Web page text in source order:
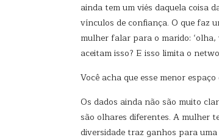
ainda tem um viés daquela coisa
vínculos de confiança. O que faz
mulher falar para o marido:
aceitam isso? E isso limita o
Você acha que esse menor
Os dados ainda não são muito
são olhares diferentes. A mulher
diversidade traz ganhos para